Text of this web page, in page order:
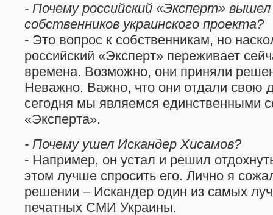
- Почему российский «Эксперт»
собственников украинского проекта?
- Это вопрос к собственникам, но
российский «Эксперт» переживает
времена. Возможно, они приняли
Неважно. Важно, что они отдали свою
сегодня мы являемся единственными
«Эксперта».
- Почему ушел Искандер Хисамов?
- Например, он устал и решил
этом лучше спросить его. Лично я
решении – Искандер один из самых
печатных СМИ Украины.